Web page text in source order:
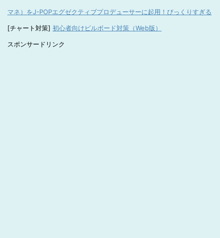
マネ）をJ-POPエグゼクティブプロデューサーに起用！びっくりすぎる
[チャート対策] 初心者向けビルボード対策（Web版）
スポンサードリンク